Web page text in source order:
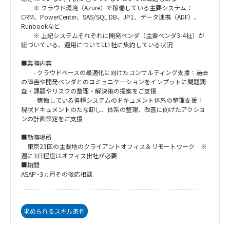
※ クラウド環境（Azure）で稼働している主要システム：
CRM、PowerCenter、SAS/SQL DB、JP1、データ連携（ADF）、
Runbookなど
※ 上記システムそれぞれに開発ベンダ（主要ベンダ3-4社）が
紐づいている、運用については1社に集約している状況
■業務内容
- クラウドベースの最適化に向けたコンサルティング支援：過去
の障害や開発ベンダとのコミュニケーションをインプットに問題調
査・課題やリスクの整理・解決策の提案をご支援
- 稼働している各種システムのドキュメント体系の整理支援：
現状ドキュメントのたな卸し、体系の整理、改善に向けたアクショ
ンの計画策定をご支援
■勤務場所
東京23区の主要地のクライアントオフィス＆リモートワーク ※
週に3日程度はオフィス出社が必要
■期間
ASAP~3ヵ月その後応相談
求められるスキル条件